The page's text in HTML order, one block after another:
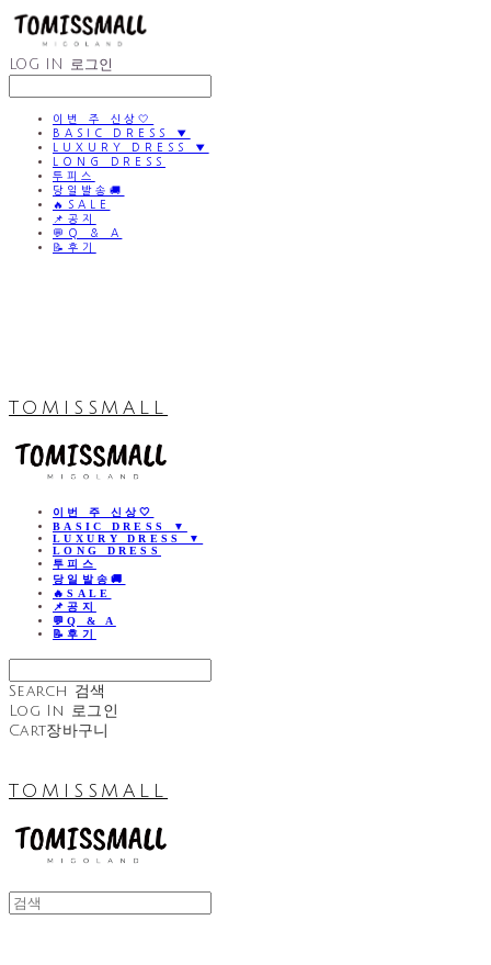
LOG IN 로그인
이번 주 신상🤍
BASIC DRESS ▼
LUXURY DRESS ▼
LONG DRESS
투피스
당일발송🚚
🔥SALE
📌공지
💬Q & A
📝후기
TOMISSMALL
이번 주 신상🤍
BASIC DRESS ▼
LUXURY DRESS ▼
LONG DRESS
투피스
당일발송🚚
🔥SALE
📌공지
💬Q & A
📝후기
Search 검색
Log In 로그인
Cart장바구니
TOMISSMALL